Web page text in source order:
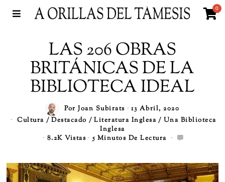
0
LAS 206 OBRAS
BRITÁNICAS DE LA
BIBLIOTECA IDEAL
PorJoan Subirats
13 Abril, 2020
Cultura / Destacado / Literatura Inglesa / Una Biblioteca
Inglesa
8.2K Vistas
5 Minutos De Lectura